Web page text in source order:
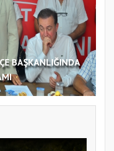
BAŞKANLIĞINDA